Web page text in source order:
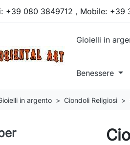
+39 080 3849712 , Mobile: +39
Gioielli in
Benessere
in argento Ciondoli Religiosi